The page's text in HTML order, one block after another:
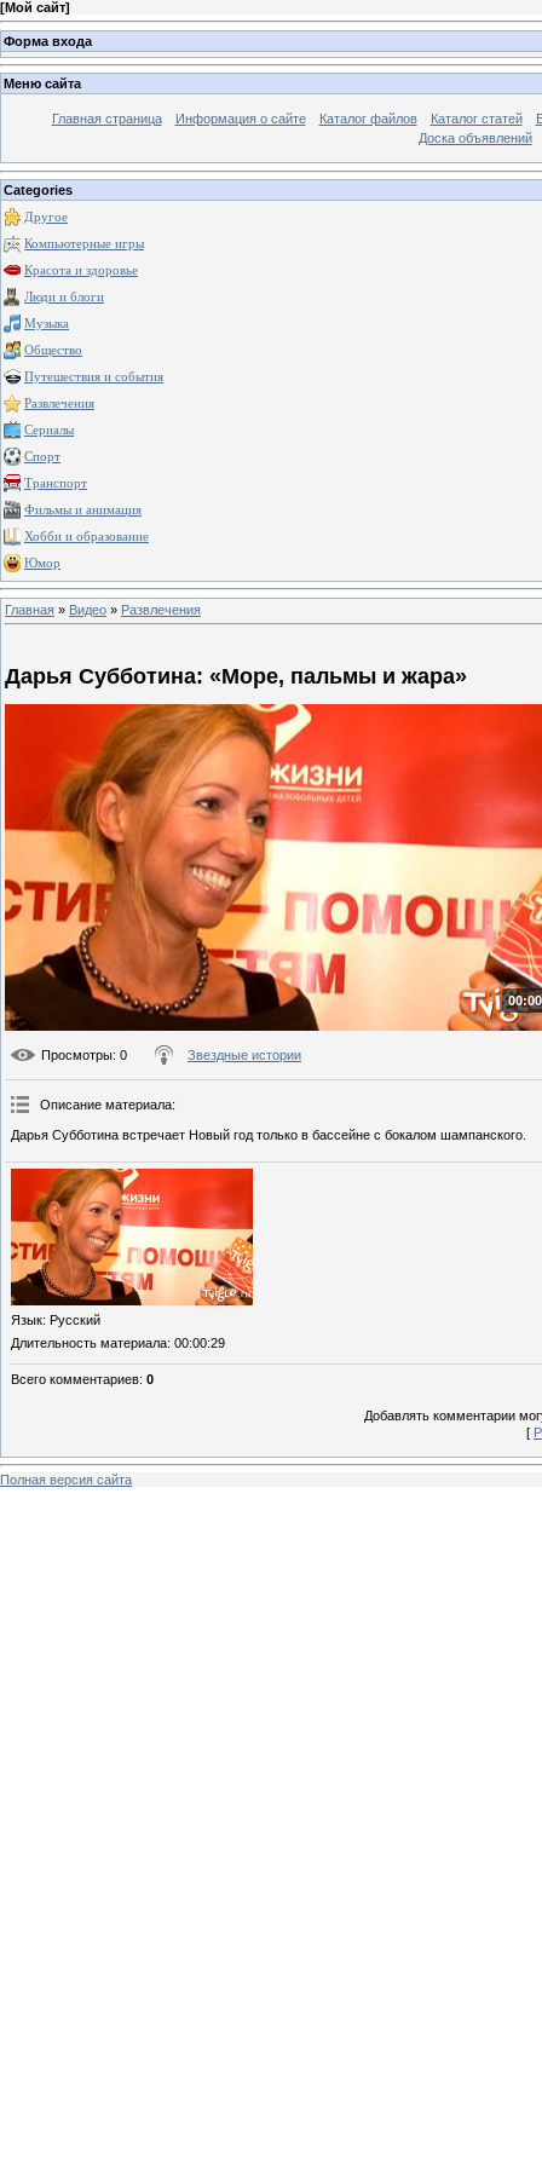
[Мой сайт]
Форма входа
Меню сайта
Главная страница Информация о сайте Каталог файлов Каталог статей
Доска объявлений
Categories
Другое
Компьютерные игры
Красота и здоровье
Люди и блоги
Музыка
Общество
Путешествия и события
Развлечения
Сериалы
Спорт
Транспорт
Фильмы и анимация
Хобби и образование
Юмор
Главная » Видео » Развлечения
Дарья Субботина: «Море, пальмы и жара»
Просмотры: 0 Звездные истории
Описание материала:
Дарья Субботина встречает Новый год только в бассейне с бокалом шампанского.
Язык: Русский
Длительность материала: 00:00:29
Всего комментариев: 0
Добавлять комментарии
[
Полная версия сайта